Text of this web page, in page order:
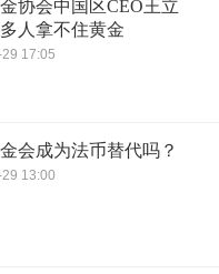
协会中国区CEO王立
人拿不住黄金
17:05
会成为法币替代吗？
13:00